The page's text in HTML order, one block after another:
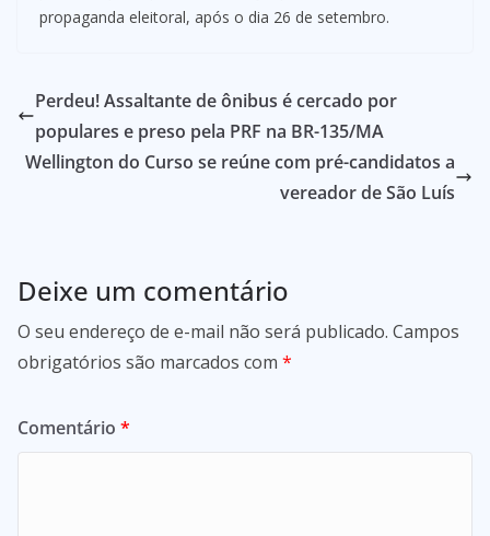
propaganda eleitoral, após o dia 26 de setembro.
Perdeu! Assaltante de ônibus é cercado por
populares e preso pela PRF na BR-135/MA
Wellington do Curso se reúne com pré-candidatos a
vereador de São Luís
Deixe um comentário
O seu endereço de e-mail não será publicado. Campos
obrigatórios são marcados com *
Comentário *